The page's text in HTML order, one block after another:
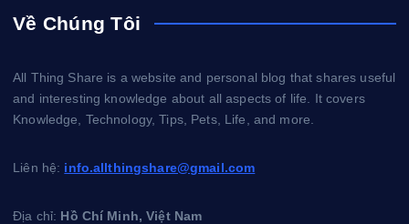
Về Chúng Tôi
All Thing Share is a website and personal blog that shares useful
and interesting knowledge about all aspects of life. It covers
Knowledge, Technology, Tips, Pets, Life, and more.
Liên hệ: info.allthingshare@gmail.com
Địa chỉ: Hồ Chí Minh, Việt Nam